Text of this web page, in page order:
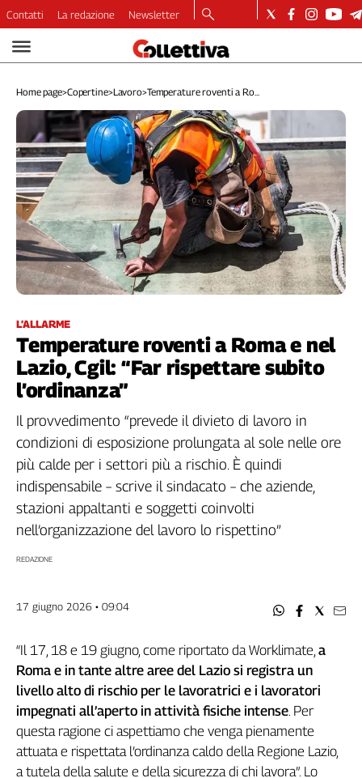
Video
Dirette
Longform
Copertine
Economia
Lavoro
Ambiente
Diritti
Welfare
Italia
Internazionale
Categorie
Filcams
Filctem
Fillea
Fiom
Fisac
Nidil
Spi
Caaf
Speciali
G8
di
Genova,
il
Contatti La redazione Newsletter
Home page>Copertine>Lavoro>Temperature roventi a Ro...
L’ALLARME
Temperature roventi a Roma e nel
Lazio, Cgil: “Far rispettare subito
l’ordinanza”
Il provvedimento “prevede il divieto di lavoro in
condizioni di esposizione prolungata al sole nelle ore
più calde per i settori più a rischio. È quindi
indispensabile – scrive il sindacato – che aziende,
stazioni appaltanti e soggetti coinvolti
nell’organizzazione del lavoro lo rispettino”
REDAZIONE
17 giugno 2026 • 09:04
“Il 17, 18 e 19 giugno, come riportato da Worklimate, a
Roma e in tante altre aree del Lazio si registra un
livello alto di rischio per le lavoratrici e i lavoratori
impegnati all’aperto in attività fisiche intense. Per
questa ragione ci aspettiamo che venga pienamente
attuata e rispettata l’ordinanza caldo della Regione Lazio,
a tutela della salute e della sicurezza di chi lavora”. Lo